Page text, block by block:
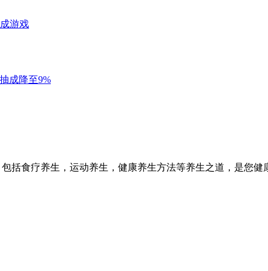
括食疗养生，运动养生，健康养生方法等养生之道，是您健